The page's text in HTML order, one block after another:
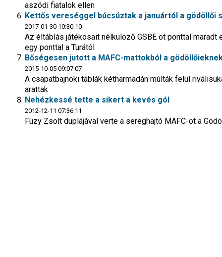
aszódi fiatalok ellen
Kettős vereséggel búcsúztak a januártól a gödöllői
2017-01-30 10:30:10
Az éltáblás játékosait nélkülöző GSBE öt ponttal
egy ponttal a Turától
Bőségesen jutott a MAFC-mattokból a
2015-10-05 09:07:07
A csapatbajnoki táblák kétharmadán múlták felül
arattak
Nehézkessé tette a sikert a kevés gól
2012-12-11 07:36:11
Füzy Zsolt duplájával verte a sereghajtó MAFC-ot a